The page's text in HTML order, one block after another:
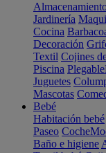
Jardinería
Cocina
Decoración
Textil Cojines
Piscina Plegable
Juguetes
Mascotas
Bebé
Habitación bebé
Paseo Coche
Baño e higiene